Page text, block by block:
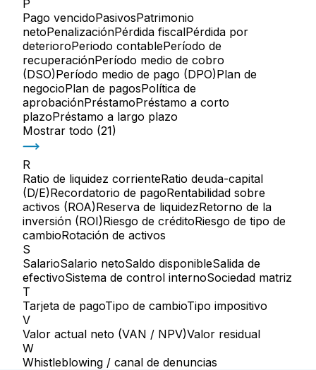
P
Pago vencidoPasivosPatrimonio
netoPenalizaciónPérdida fiscalPérdida por
deterioroPeriodo contablePeríodo de
recuperaciónPeríodo medio de cobro
(DSO)Período medio de pago (DPO)Plan de
negocioPlan de pagosPolítica de
aprobaciónPréstamoPréstamo a corto
plazoPréstamo a largo plazo
Mostrar todo (21)
R
Ratio de liquidez corrienteRatio deuda-capital
(D/E)Recordatorio de pagoRentabilidad sobre
activos (ROA)Reserva de liquidezRetorno de la
inversión (ROI)Riesgo de créditoRiesgo de tipo de
cambioRotación de activos
S
SalarioSalario netoSaldo disponibleSalida de
efectivoSistema de control internoSociedad matriz
T
Tarjeta de pagoTipo de cambioTipo impositivo
V
Valor actual neto (VAN / NPV)Valor residual
W
Whistleblowing / canal de denuncias